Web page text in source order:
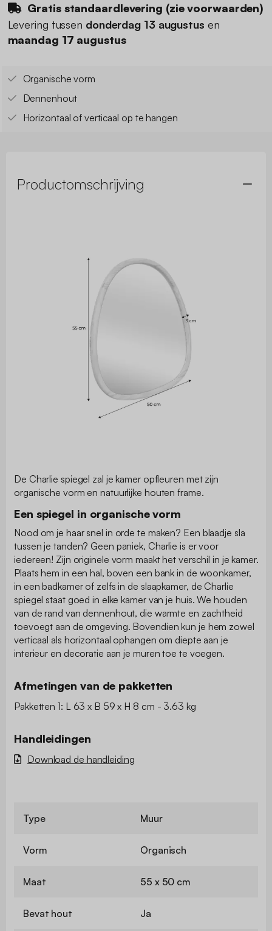
Gratis standaardlevering (zie voorwaarden)
Levering tussen donderdag 13 augustus en
maandag 17 augustus
Organische vorm
Dennenhout
Horizontaal of verticaal op te hangen
Productomschrijving
De Charlie spiegel zal je kamer opfleuren met zijn
organische vorm en natuurlijke houten frame.
Een spiegel in organische vorm
Nood om je haar snel in orde te maken? Een blaadje sla
tussen je tanden? Geen paniek, Charlie is er voor
iedereen! Zijn originele vorm maakt het verschil in je kamer.
Plaats hem in een hal, boven een bank in de woonkamer,
in een badkamer of zelfs in de slaapkamer, de Charlie
spiegel staat goed in elke kamer van je huis. We houden
van de rand van dennenhout, die warmte en zachtheid
toevoegt aan de omgeving. Bovendien kun je hem zowel
verticaal als horizontaal ophangen om diepte aan je
interieur en decoratie aan je muren toe te voegen.
Afmetingen van de pakketten
Pakketten 1: L 63 x B 59 x H 8 cm - 3.63 kg
Handleidingen
Download de handleiding
Type Muur
Vorm Organisch
Maat 55 x 50 cm
Bevat hout Ja